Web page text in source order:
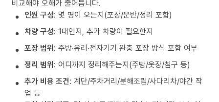
비교해야 오해가 줄어듭니다.
인원 구성: 몇 명이 오는지(포장/운반/정리 포함)
차량 구성: 1대인지, 추가 차량이 필요한지
포장 범위: 주방·유리·전자기기 완충 포장 방식 포함 여부
정리 범위: 어디까지 정리해주는지(주방/옷장/침구 등)
추가 비용 조건: 계단/주차거리/분해조립/사다리차/야간 작
업 등